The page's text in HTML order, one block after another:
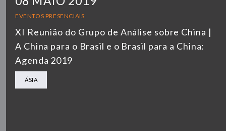
EVENTOS PRESENCIAIS
XI Reunião do Grupo de Análise sobre China |
A China para o Brasil e o Brasil para a China:
Agenda 2019
ÁSIA